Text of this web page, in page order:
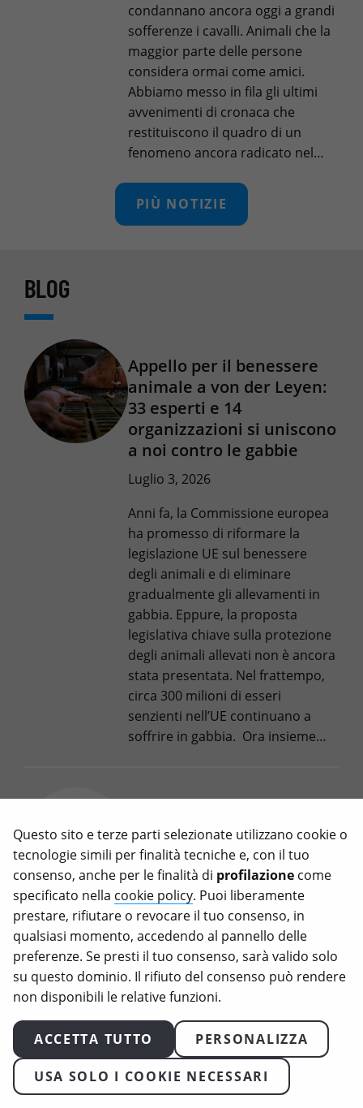
condannano ancora oggi a grandi
sofferenze i cavalli. Animali che la
maggior parte delle persone
considera ormai come amici.
Abbiamo messo in fila gli ultimi
avvenimenti di cronaca che
restituiscono il quadro di un
fenomeno ancora radicato nel…
PIÙ NOTIZIE
BLOG
Appello per il benessere
animale a von der Leyen:
33 esperti e 14
organizzazioni si uniscono
a noi contro le gabbie
Luglio 3, 2026
Anni fa, la Commissione europea
ha promesso di riformare la
legislazione UE sul benessere
degli animali e di eliminare
gradualmente gli allevamenti in
gabbia. Eppure, la proposta
legislativa chiave sulla protezione
degli animali allevati non è ancora
stata presentata. Nel frattempo,
circa 300 milioni di esseri
senzienti nell’UE continuano a
soffrire in gabbia. Ora insieme…
UE sui nomi veg è una
legge inutile (e ipocrita)
Marzo 11, 2026
C’è voluto quasi un decennio di
battaglie, voti e capovolgimenti
per arrivare a uno dei risultati più
surreali della legislazione europea
recente, quello sul meat
sounding: d’ora in poi, chiamare
“bistecca” un prodotto a base
vegetale sarà illegale in Europa.
Cos’è il meat sounding e perché
l’UE vuole vietarlo Il “meat
Questo sito e terze parti selezionate utilizzano cookie o
tecnologie simili per finalità tecniche e, con il tuo
consenso, anche per le finalità di profilazione come
specificato nella cookie policy. Puoi liberamente
prestare, rifiutare o revocare il tuo consenso, in
qualsiasi momento, accedendo al pannello delle
preferenze. Se presti il tuo consenso, sarà valido solo
su questo dominio. Il rifiuto del consenso può rendere
non disponibili le relative funzioni.
ACCETTA TUTTO PERSONALIZZA
USA SOLO I COOKIE NECESSARI